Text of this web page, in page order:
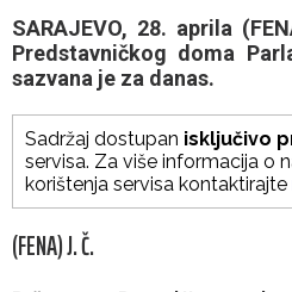
SARAJEVO, 28. aprila
Predstavničkog doma
sazvana je za danas.
Sadržaj dostupan isključivo
servisa. Za više informacija o
korištenja servisa kontaktirajte
(FENA) J. Č.